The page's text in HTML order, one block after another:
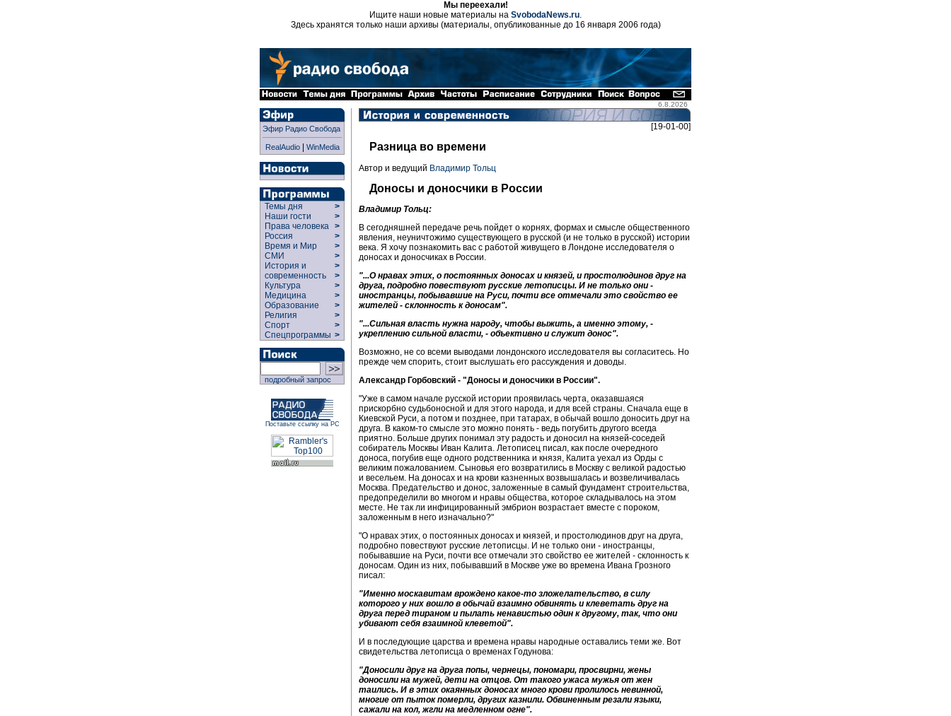
Мы переехали!
Ищите наши новые материалы на SvobodaNews.ru.
Здесь хранятся только наши архивы (материалы, опубликованные до 16 января 2006 года)
6.8.2026
Эфир Радио Свобода
RealAudio| WinMedia
Темы дня
>
Наши гости
>
Права человека >
Россия
>
Время и Мир
>
СМИ
>
История и
современность
>
>
Культура
>
Медицина
>
Образование
>
Религия
>
Спорт
>
Спецпрограммы >
подробный запрос
Поставьте ссылку на РС
[19-01-00]
Разница во времени
Автор и ведущий Владимир Тольц
Доносы и доносчики в России
Владимир Тольц:
В сегодняшней передаче речь пойдет о корнях, формах и смысле общественного
явления, неуничтожимо существующего в русской (и не только в русской) истории
века. Я хочу познакомить вас с работой живущего в Лондоне исследователя о
доносах и доносчиках в России.
"...О нравах этих, о постоянных доносах и князей, и простолюдинов друг на
друга, подробно повествуют русские летописцы. И не только они -
иностранцы, побывавшие на Руси, почти все отмечали это свойство ее
жителей - склонность к доносам".
"...Сильная власть нужна народу, чтобы выжить, а именно этому, -
укреплению сильной власти, - объективно и служит донос".
Возможно, не со всеми выводами лондонского исследователя вы согласитесь. Но
прежде чем спорить, стоит выслушать его рассуждения и доводы.
Александр Горбовский - "Доносы и доносчики в России".
"Уже в самом начале русской истории проявилась черта, оказавшаяся
прискорбно судьбоносной и для этого народа, и для всей страны. Сначала еще в
Киевской Руси, а потом и позднее, при татарах, в обычай вошло доносить друг на
друга. В каком-то смысле это можно понять - ведь погубить другого всегда
приятно. Больше других понимал эту радость и доносил на князей-соседей
собиратель Москвы Иван Калита. Летописец писал, как после очередного
доноса, погубив еще одного родственника и князя, Калита уехал из Орды с
великим пожалованием. Сыновья его возвратились в Москву с великой радостью
и весельем. На доносах и на крови казненных возвышалась и возвеличивалась
Москва. Предательство и донос, заложенные в самый фундамент строительства,
предопределили во многом и нравы общества, которое складывалось на этом
месте. Не так ли инфицированный эмбрион возрастает вместе с пороком,
заложенным в него изначально?"
"О нравах этих, о постоянных доносах и князей, и простолюдинов друг на друга,
подробно повествуют русские летописцы. И не только они - иностранцы,
побывавшие на Руси, почти все отмечали это свойство ее жителей - склонность к
доносам. Один из них, побывавший в Москве уже во времена Ивана Грозного
писал:
"Именно москавитам врождено какое-то зложелательство, в силу
которого у них вошло в обычай взаимно обвинять и клеветать друг на
друга перед тираном и пылать ненавистью один к другому, так, что они
убивают себя взаимной клеветой".
И в последующие царства и времена нравы народные оставались теми же. Вот
свидетельства летописца о временах Годунова:
"Доносили друг на друга попы, чернецы, пономари, просвирни, жены
доносили на мужей, дети на отцов. От такого ужаса мужья от жен
таились. И в этих окаянных доносах много крови пролилось невинной,
многие от пыток померли, других казнили. Обвиненным резали языки,
сажали на кол, жгли на медленном огне".